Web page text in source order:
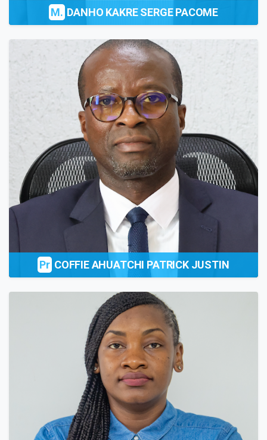
M. DANHO KAKRE SERGE PACOME
Pr COFFIE AHUATCHI PATRICK JUSTIN